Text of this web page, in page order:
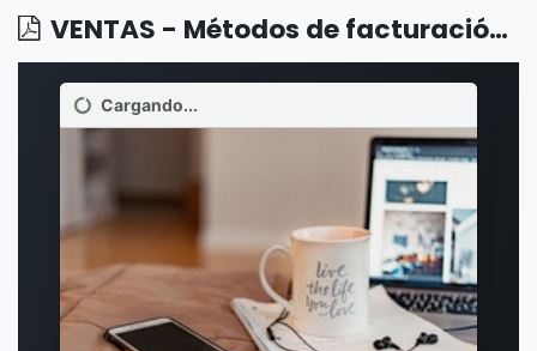
VENTAS - Métodos de facturación - Facturar objetivos de proyecto